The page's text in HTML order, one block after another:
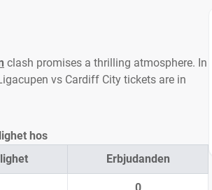
clash promises a thrilling atmosphere. In
vs Cardiff City tickets are in
Erbjudanden
hos